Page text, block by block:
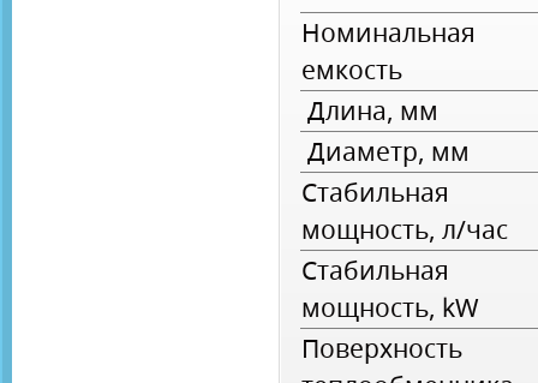
Номинальная
емкость
Длина, мм
Диаметр, мм
Стабильная
мощность, л/час
Стабильная
мощность, kW
Поверхность